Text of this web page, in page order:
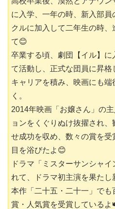
に入学、一年の時、新入部
クルに加入して二年生の時
て😊
卒業する頃、劇団【イル】
て活動し、正式な団員に昇格
キャリアを積み、映画にも
く。
2014年映画「お嬢さん」の
ョンをくぐりぬけ抜擢され
せ成功を収め、数々の賞を
目を浴びたよ😊
ドラマ「ミスターサンシャ
れて、ドラマ初主演を果たし
本作「二十五・二十一」で
賞・人気賞を受賞しているよ